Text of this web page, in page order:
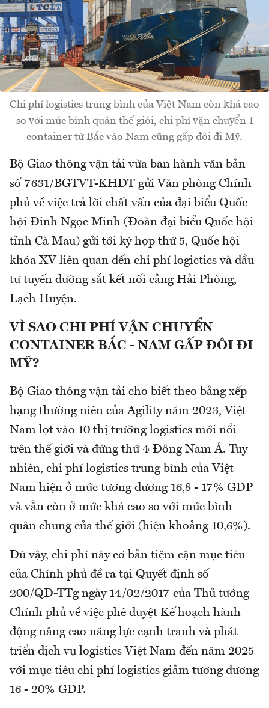
Chi phí logistics trung bình của Việt Nam còn khá cao
so với mức bình quân thế giới, chi phí vận chuyển 1
container từ Bắc vào Nam cũng gấp đôi đi Mỹ.
Bộ Giao thông vận tải vừa ban hành văn bản
số 7631/BGTVT-KHĐT gửi Văn phòng Chính
phủ về việc trả lời chất vấn của đại biểu Quốc
hội Đinh Ngọc Minh (Đoàn đại biểu Quốc hội
tỉnh Cà Mau) gửi tới kỳ họp thứ 5, Quốc hội
khóa XV liên quan đến chi phí logictics và đầu
tư tuyến đường sắt kết nối cảng Hải Phòng,
Lạch Huyện.
VÌ SAO CHI PHÍ VẬN CHUYỂN
CONTAINER BẮC - NAM GẤP ĐÔI ĐI
MỸ?
Bộ Giao thông vận tải cho biết theo bảng xếp
hạng thường niên của Agility năm 2023, Việt
Nam lọt vào 10 thị trường logistics mới nổi
trên thế giới và đứng thứ 4 Đông Nam Á. Tuy
nhiên, chi phí logistics trung bình của Việt
Nam hiện ở mức tương đương 16,8 - 17% GDP
và vẫn còn ở mức khá cao so với mức bình
quân chung của thế giới (hiện khoảng 10,6%).
Dù vậy, chi phí này cơ bản tiệm cận mục tiêu
của Chính phủ đề ra tại Quyết định số
200/QĐ-TTg ngày 14/02/2017 của Thủ tướng
Chính phủ về việc phê duyệt Kế hoạch hành
động nâng cao năng lực cạnh tranh và phát
triển dịch vụ logistics Việt Nam đến năm 2025
với mục tiêu chi phí logistics giảm tương đương
16 - 20% GDP.